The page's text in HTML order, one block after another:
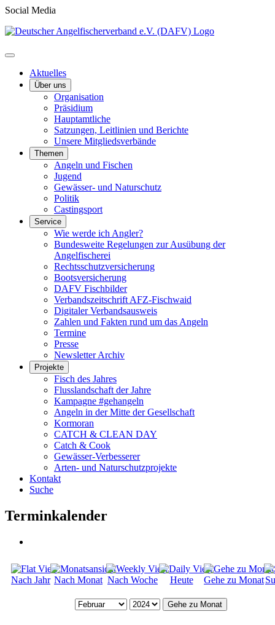
Social Media
Aktuelles
Über uns
Organisation
Präsidium
Hauptamtliche
Satzungen, Leitlinien und Berichte
Unsere Mitgliedsverbände
Themen
Angeln und Fischen
Jugend
Gewässer- und Naturschutz
Politik
Castingsport
Service
Wie werde ich Angler?
Bundesweite Regelungen zur Ausübung der
Angelfischerei
Rechtsschutzversicherung
Bootsversicherung
DAFV Fischbilder
Verbandszeitschrift AFZ-Fischwaid
Digitaler Verbandsausweis
Zahlen und Fakten rund um das Angeln
Termine
Presse
Newsletter Archiv
Projekte
Fisch des Jahres
Flusslandschaft der Jahre
Kampagne #gehangeln
Angeln in der Mitte der Gesellschaft
Kormoran
CATCH & CLEAN DAY
Catch & Cook
Gewässer-Verbesserer
Arten- und Naturschutzprojekte
Kontakt
Suche
Terminkalender
Nach Jahr Nach Monat Nach Woche Heute Gehe zu Monat
Gehe zu Monat